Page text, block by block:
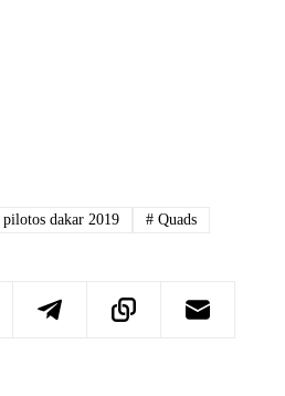
pilotos dakar 2019 # Quads